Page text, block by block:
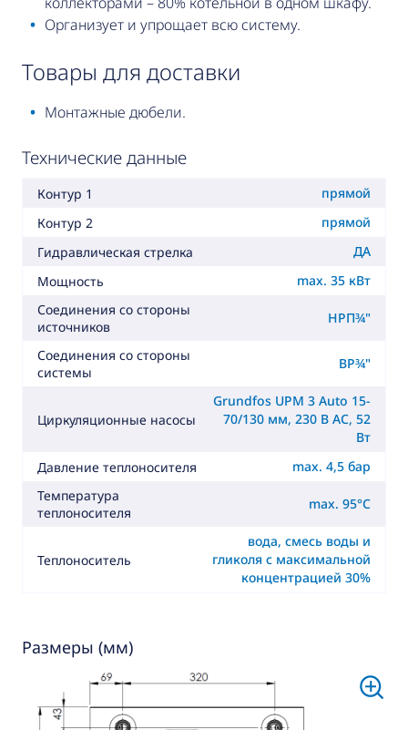
Организует и упрощает всю систему.
товары для доставки
Монтажные дюбели.
Технические данные
Контур 1
прямой
Контур 2
прямой
Гидравлическая стрелка
ДА
Мощность
max. 35 кВт
Соединения со стороны
источников
НРП¾"
Соединения со стороны
системы
ВР¾"
Циркуляционные насосы
Grundfos UPM 3 Auto 15-
70/130 мм, 230 В AC, 52
Вт
Давление теплоносителя
max. 4,5 бар
Температура
теплоносителя
max. 95°C
Теплоноситель
вода, смесь воды и
гликоля с максимальной
концентрацией 30%
Размеры (мм)